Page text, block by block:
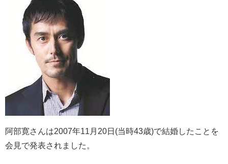
阿部寛さんは2007年11 月 20日 (当時43歳)で結婚したことを
会見で発表されました。